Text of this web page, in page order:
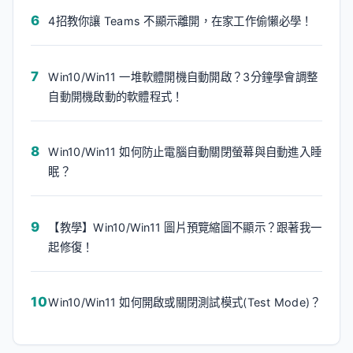
4招教你讓 Teams 不顯示離開，在家工作偷懶必學！
Win10/Win11 一堆軟體開機自動開啟？3分鐘學會調整
自動開機啟動的軟體程式！
Win10/Win11 如何防止電腦自動關閉螢幕與自動進入睡
眠？
【教學】Win10/Win11 圖片預覽縮圖不顯示？跟著我一
起修復！
Win10/Win11 如何開啟或關閉測試模式(Test Mode)？